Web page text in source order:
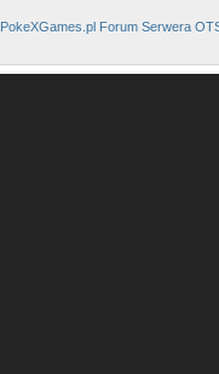
PokeXGames.pl Forum Serwera